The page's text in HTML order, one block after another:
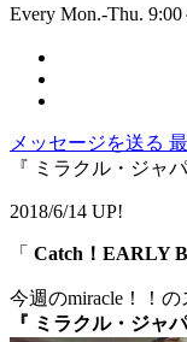
Every Mon.-Thu. 9:00
メッセージを送る
『 ミラクル・ジャ
2018/6/14 UP!
「 Catch！EARLY
今週のmiracle！！の
『 ミラクル・ジャパ